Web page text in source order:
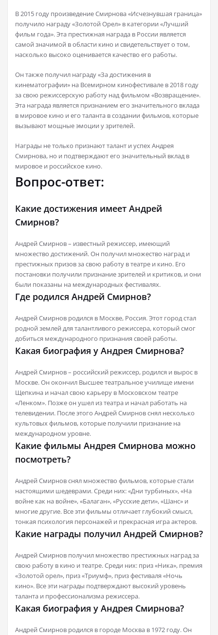
В 2015 году произведение Смирнова «Исчезнувшая граница»
получило награду «Золотой Орел» в категории «Лучший
фильм года». Эта престижная награда в России является
самой значимой в области кино и свидетельствует о том,
насколько высоко оценивается качество его работы.
Он также получил награду «За достижения в
кинематографии» на Всемирном кинофестивале в 2018 году
за свою режиссерскую работу над фильмом «Возвращение».
Эта награда является признанием его значительного вклада
в мировое кино и его таланта в создании фильмов, которые
вызывают мощные эмоции у зрителей.
Награды не только признают талант и успех Андрея
Смирнова, но и подтверждают его значительный вклад в
мировое и российское кино.
Вопрос-ответ:
Какие достижения имеет Андрей
Смирнов?
Андрей Смирнов – известный режиссер, имеющий
множество достижений. Он получил множество наград и
престижных призов за свою работу в театре и кино. Его
постановки получили признание зрителей и критиков, и они
были показаны на международных фестивалях.
Где родился Андрей Смирнов?
Андрей Смирнов родился в Москве, Россия. Этот город стал
родной землей для талантливого режиссера, который смог
добиться международного признания своей работы.
Какая биография у Андрея Смирнова?
Андрей Смирнов – российский режиссер, родился и вырос в
Москве. Он окончил Высшее театральное училище имени
Щепкина и начал свою карьеру в Московском театре
«Ленком». Позже он ушел из театра и начал работать на
телевидении. После этого Андрей Смирнов снял несколько
культовых фильмов, которые получили признание на
международном уровне.
Какие фильмы Андрея Смирнова можно
посмотреть?
Андрей Смирнов снял множество фильмов, которые стали
настоящими шедеврами. Среди них: «Дни турбиных», «На
войне как на войне», «Балаган», «Русские дети», «Шанс» и
многие другие. Все эти фильмы отличает глубокий смысл,
тонкая психология персонажей и прекрасная игра актеров.
Какие награды получил Андрей Смирнов?
Андрей Смирнов получил множество престижных наград за
свою работу в кино и театре. Среди них: приз «Ника», премия
«Золотой орел», приз «Триумф», приз фестиваля «Ночь
кино». Все эти награды подтверждают высокий уровень
таланта и профессионализма режиссера.
Какая биография у Андрея Смирнова?
Андрей Смирнов родился в городе Москва в 1972 году. Он